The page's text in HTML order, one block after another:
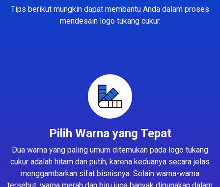
Tips berikut mungkin dapat membantu Anda dalam proses
mendesain logo tukang cukur.
Pilih Warna yang Tepat
Dua warna yang paling umum ditemukan pada logo tukang
cukur adalah hitam dan putih, karena keduanya secara jelas
menggambarkan sifat bisnisnya. Selain warna-warna
tersebut, warna merah dan biru juga banyak digunakan dalam